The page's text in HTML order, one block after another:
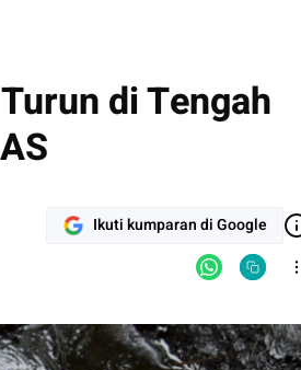
di Tengah
Ikuti kumparan di Google